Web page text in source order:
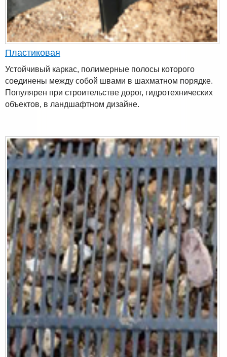
Пластиковая
Устойчивый каркас, полимерные полосы которого
соединены между собой швами в шахматном порядке.
Популярен при строительстве дорог, гидротехнических
объектов, в ландшафтном дизайне.